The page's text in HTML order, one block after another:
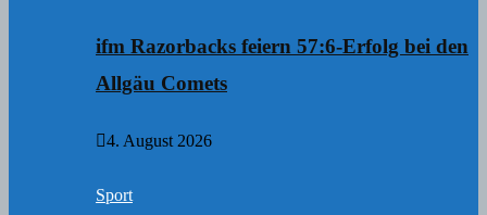
ifm Razorbacks feiern 57:6-Erfolg bei den
Allgäu Comets
4. August 2026
Sport